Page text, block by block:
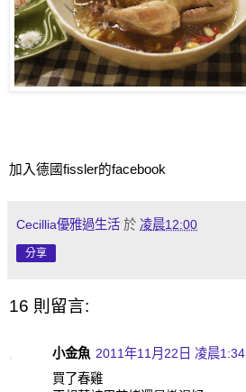
加入德國fissler的facebook
Cecillia優雅過生活 於 凌晨12:00
分享
16 則留言:
小金魚 2011年11月22日 凌晨1:34
買了春雞